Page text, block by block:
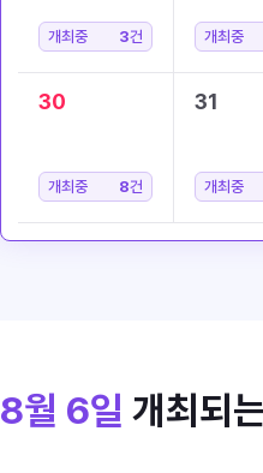
개최중 3건 개최중
30
개최중 8건
31
개최중
8월 6일 개최되